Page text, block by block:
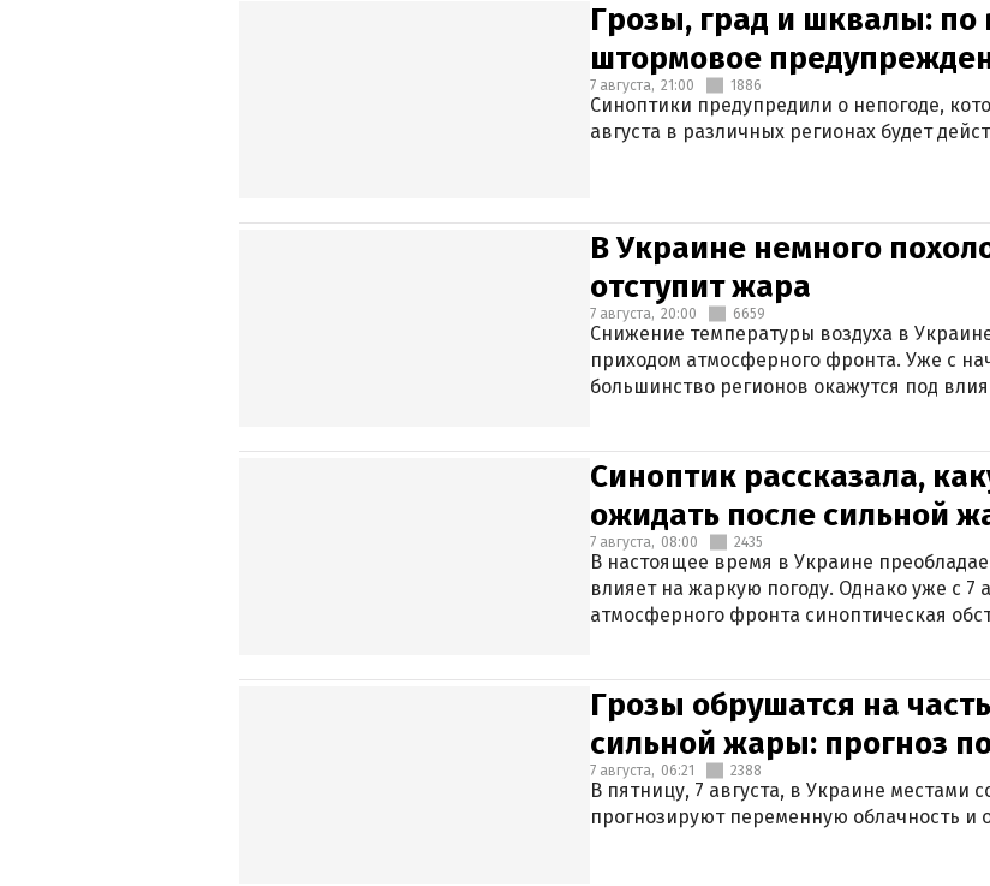
Грозы, град и шквалы: по
штормовое
7 августа, 21:00 1886
Синоптики предупредили о непогоде,
августа в различных регионах будет
В Украине немного
отступит жара
7 августа, 20:00 6659
Снижение температуры воздуха в
приходом атмосферного фронта. Уже с
большинство регионов окажутся под
Синоптик рассказала,
ожидать после сильной
7 августа, 08:00 2435
В настоящее время в Украине
влияет на жаркую погоду. Однако уже с 7
атмосферного фронта синоптическая
Грозы обрушатся на
сильной жары: прогноз
7 августа, 06:21 2388
В пятницу, 7 августа, в Украине местами
прогнозируют переменную облачность и